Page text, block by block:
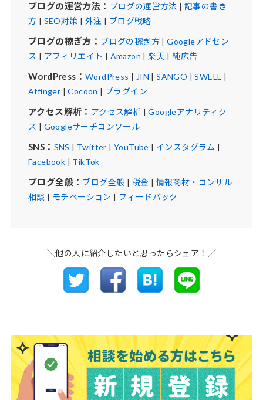
ブログの運営方法： ブログの運営方法 | 記事の書き
方 | SEO対策 | 外注 | ブログ戦略
ブログの稼ぎ方： ブログの稼ぎ方|Googleアドセン
ス | アフィリエイト | Amazon |楽天 |純広告
WordPress： WordPress | JIN |SANGO |SWELL |
Affinger |Cocoon | プラグイン
アクセス解析： アクセス解析 |Googleアナリティク
ス | Googleサーチコンソール
SNS： SNS | Twitter | YouTube | インスタグラム |
Facebook | TikTok
ブログ全般： ブログ全般 | 税金 | 情報商材・コンサル
相談 | モチベーション | フィードバック
＼他の人に紹介したいと思ったらシェア！／